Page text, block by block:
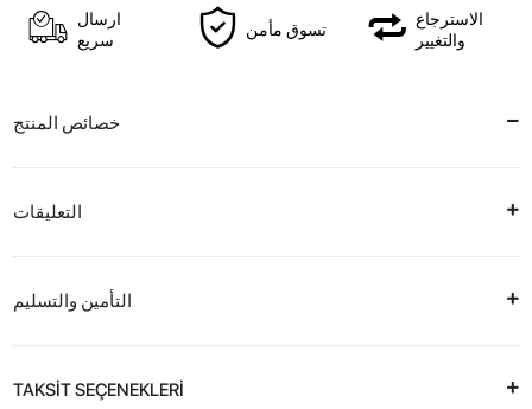
ارسال
سريع
تسوق مأمن
الاسترجاع
والتغيير
خصائص المنتج
التعليقات
التأمين والتسليم
TAKSİT SEÇENEKLERİ